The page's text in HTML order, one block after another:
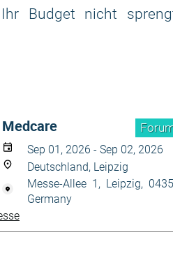
Budget nicht
Medcare
Sep 01, 2026 - Sep 02, 2026
Deutschland, Leipzig
Messe-Allee 1, Leipzig,
Germany